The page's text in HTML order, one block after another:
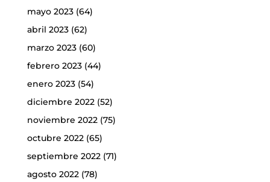
mayo 2023(64)
abril 2023(62)
marzo 2023(60)
febrero 2023(44)
enero 2023(54)
diciembre 2022(52)
noviembre 2022(75)
octubre 2022(65)
septiembre 2022(71)
agosto 2022(78)